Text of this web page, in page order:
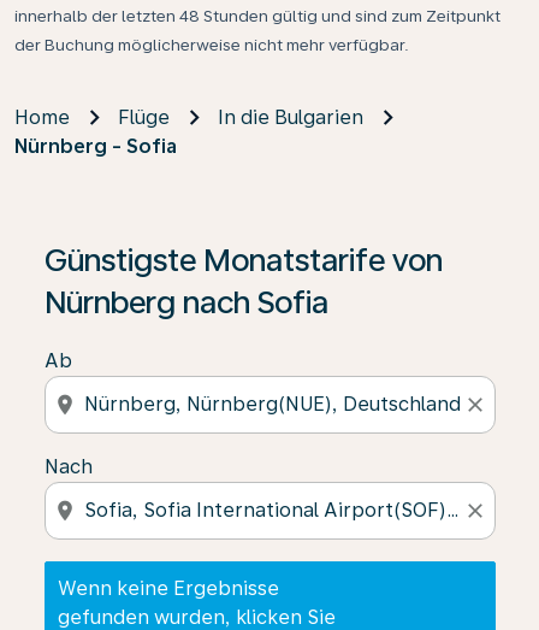
innerhalb der letzten 48 Stunden gültig und sind zum Zeitpunkt
der Buchung möglicherweise nicht mehr verfügbar.
Home Flüge
In die Bulgarien
Nürnberg - Sofia
Günstigste Monatstarife von
Nürnberg nach Sofia
Ab
location_on close
Nach
location_on close
Wenn keine Ergebnisse
gefunden wurden, klicken Sie
Wenn keine Ergebnisse gefunden wurden, klicken